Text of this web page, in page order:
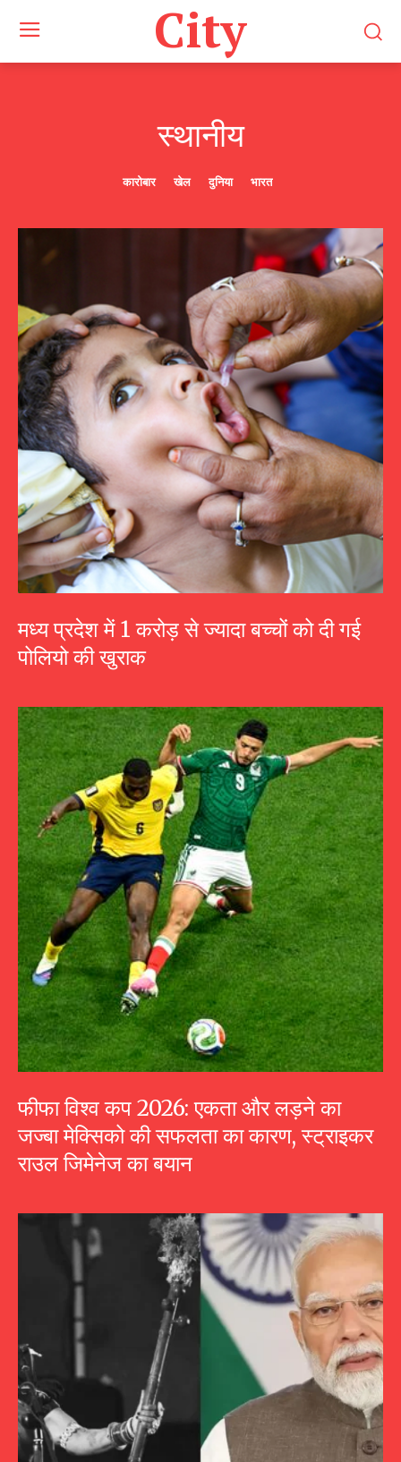
City
स्थानीय
कारोबार खेल दुनिया भारत
मध्य प्रदेश में 1 करोड़ से ज्यादा बच्चों को दी गई
पोलियो की खुराक
फीफा विश्व कप 2026: एकता और लड़ने का
जज्बा मेक्सिको की सफलता का कारण, स्ट्राइकर
राउल जिमेनेज का बयान